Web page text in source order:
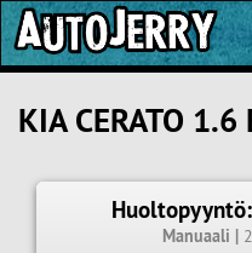
KIA CERATO 1.6
Manuaali |